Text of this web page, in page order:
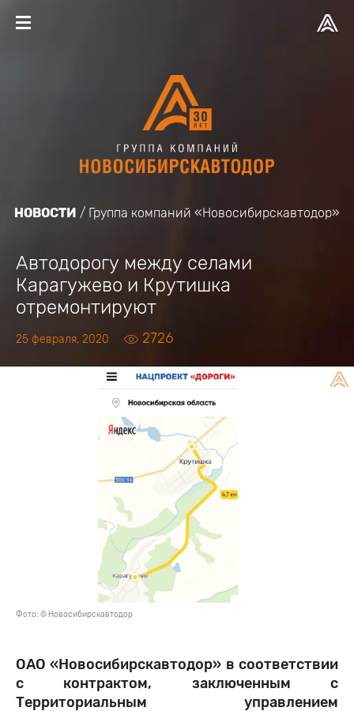
НОВОСТИ Группа компаний «Новосибирскавтодор»
Автодорогу между селами
Карагужево и Крутишка
отремонтируют
25 февраля, 2020 2726
Фото: © Новосибирскавтодор
ОАО «Новосибирскавтодор» в соответствии
с контрактом, заключенным с
Территориальным управлением